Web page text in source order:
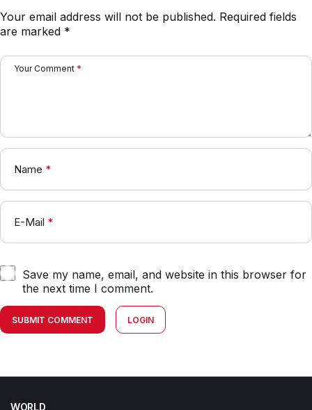
Your email address will not be published. Required fields
are marked *
Your Comment *
Name *
E-Mail *
Save my name, email, and website in this browser for
the next time I comment.
SUBMIT COMMENT LOGIN
WORLD